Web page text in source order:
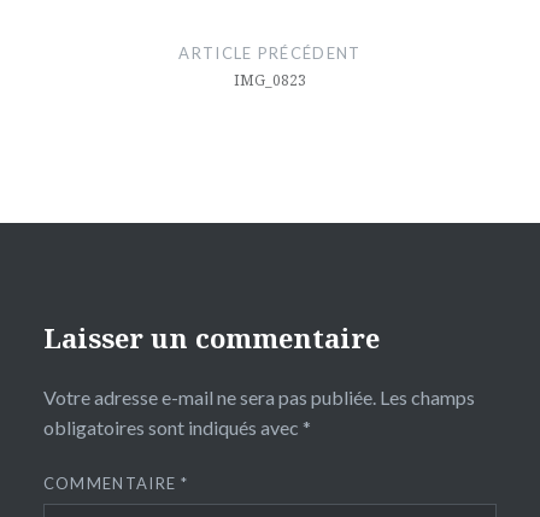
ARTICLE PRÉCÉDENT
IMG_0823
Laisser un commentaire
Votre adresse e-mail ne sera pas publiée. Les champs
obligatoires sont indiqués avec *
COMMENTAIRE*